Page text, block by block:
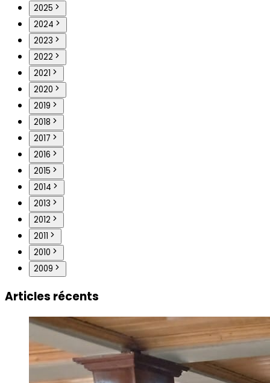
2025
2024
2023
2022
2021
2020
2019
2018
2017
2016
2015
2014
2013
2012
2011
2010
2009
Articles récents